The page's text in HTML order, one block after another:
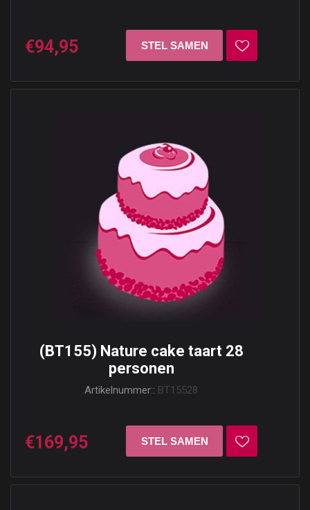
€94,95
(BT155) Nature cake taart 28
personen
Artikelnummer:: BT15528
€169,95